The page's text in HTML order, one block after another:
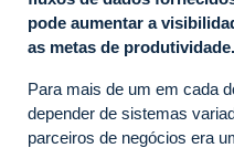
pode aumentar a
as metas de produtividade.
Para mais de um em cada
depender de sistemas
parceiros de negócios era